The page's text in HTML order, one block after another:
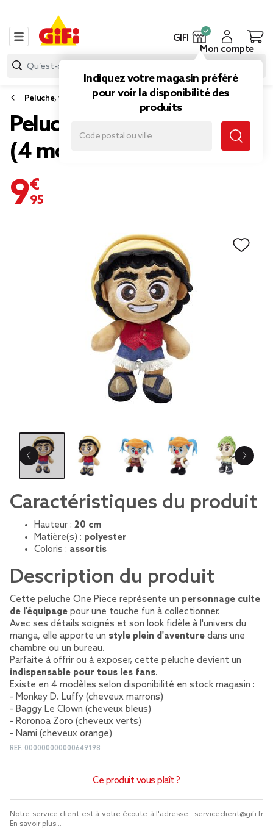
GIFI
Indiquez votre magasin préféré
pour voir la disponibilité des
produits
Mon compte
Peluche, veilleuse
Peluche One Piece H20cm
(4 modèles)
9,95 €
Caractéristiques du produit
Hauteur : 20 cm
Matière(s) : polyester
Coloris : assortis
Description du produit
Cette peluche One Piece représente un personnage culte
de l'équipage pour une touche fun à collectionner.
Avec ses détails soignés et son look fidèle à l'univers du
manga, elle apporte un style plein d'aventure dans une
chambre ou un bureau.
Parfaite à offrir ou à exposer, cette peluche devient un
indispensable pour tous les fans.
Existe en 4 modèles selon disponibilité en stock magasin :
- Monkey D. Luffy (cheveux marrons)
- Baggy Le Clown (cheveux bleus)
- Roronoa Zoro (cheveux verts)
- Nami (cheveux orange)
REF. 000000000000649198
Ce produit vous plaît ?
Notre service client est à votre écoute à l'adresse : serviceclient@gifi.fr
En savoir plus...